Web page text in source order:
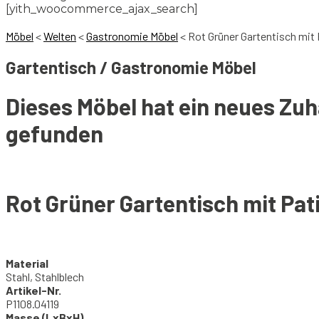
[yith_woocommerce_ajax_search]
Möbel <Welten <Gastronomie Möbel < Rot Grüner Gartentisch mit
Gartentisch / Gastronomie Möbel
Dieses Möbel hat ein neues
gefunden
Rot Grüner Gartentisch mit
Material
Stahl, Stahlblech
Artikel-Nr.
P1108.04119